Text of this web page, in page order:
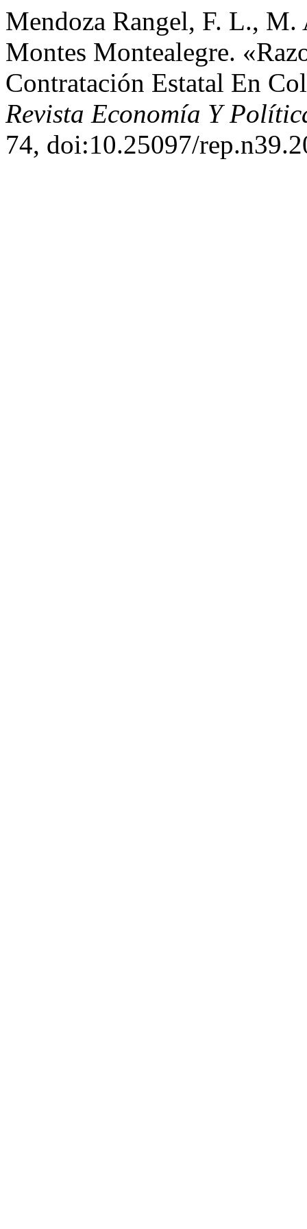
Mendoza Rangel, F. L.,
Montes Montealegre.
Contratación Estatal En
Revista Economía Y
74, doi:10.25097/